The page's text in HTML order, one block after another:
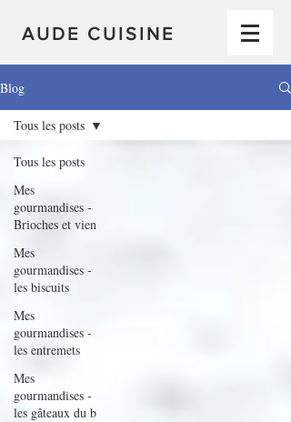
AUDE CUISINE
Blog
Tous les posts
Mes
gourmandises -
Brioches et vien
Mes
gourmandises -
les biscuits
Mes
gourmandises -
les entremets
Mes
gourmandises -
les gâteaux du b
Tous les posts